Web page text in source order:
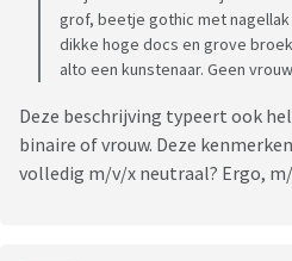
grof, beetje gothic met
dikke hoge docs en grove
alto een kunstenaar. Geen
Deze beschrijving typeert ook
binaire of vrouw. Deze
volledig m/v/x neutraal? Ergo,